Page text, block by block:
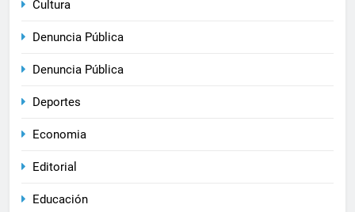
Cultura
Denuncia Pública
Denuncia Pública
Deportes
Economia
Editorial
Educación